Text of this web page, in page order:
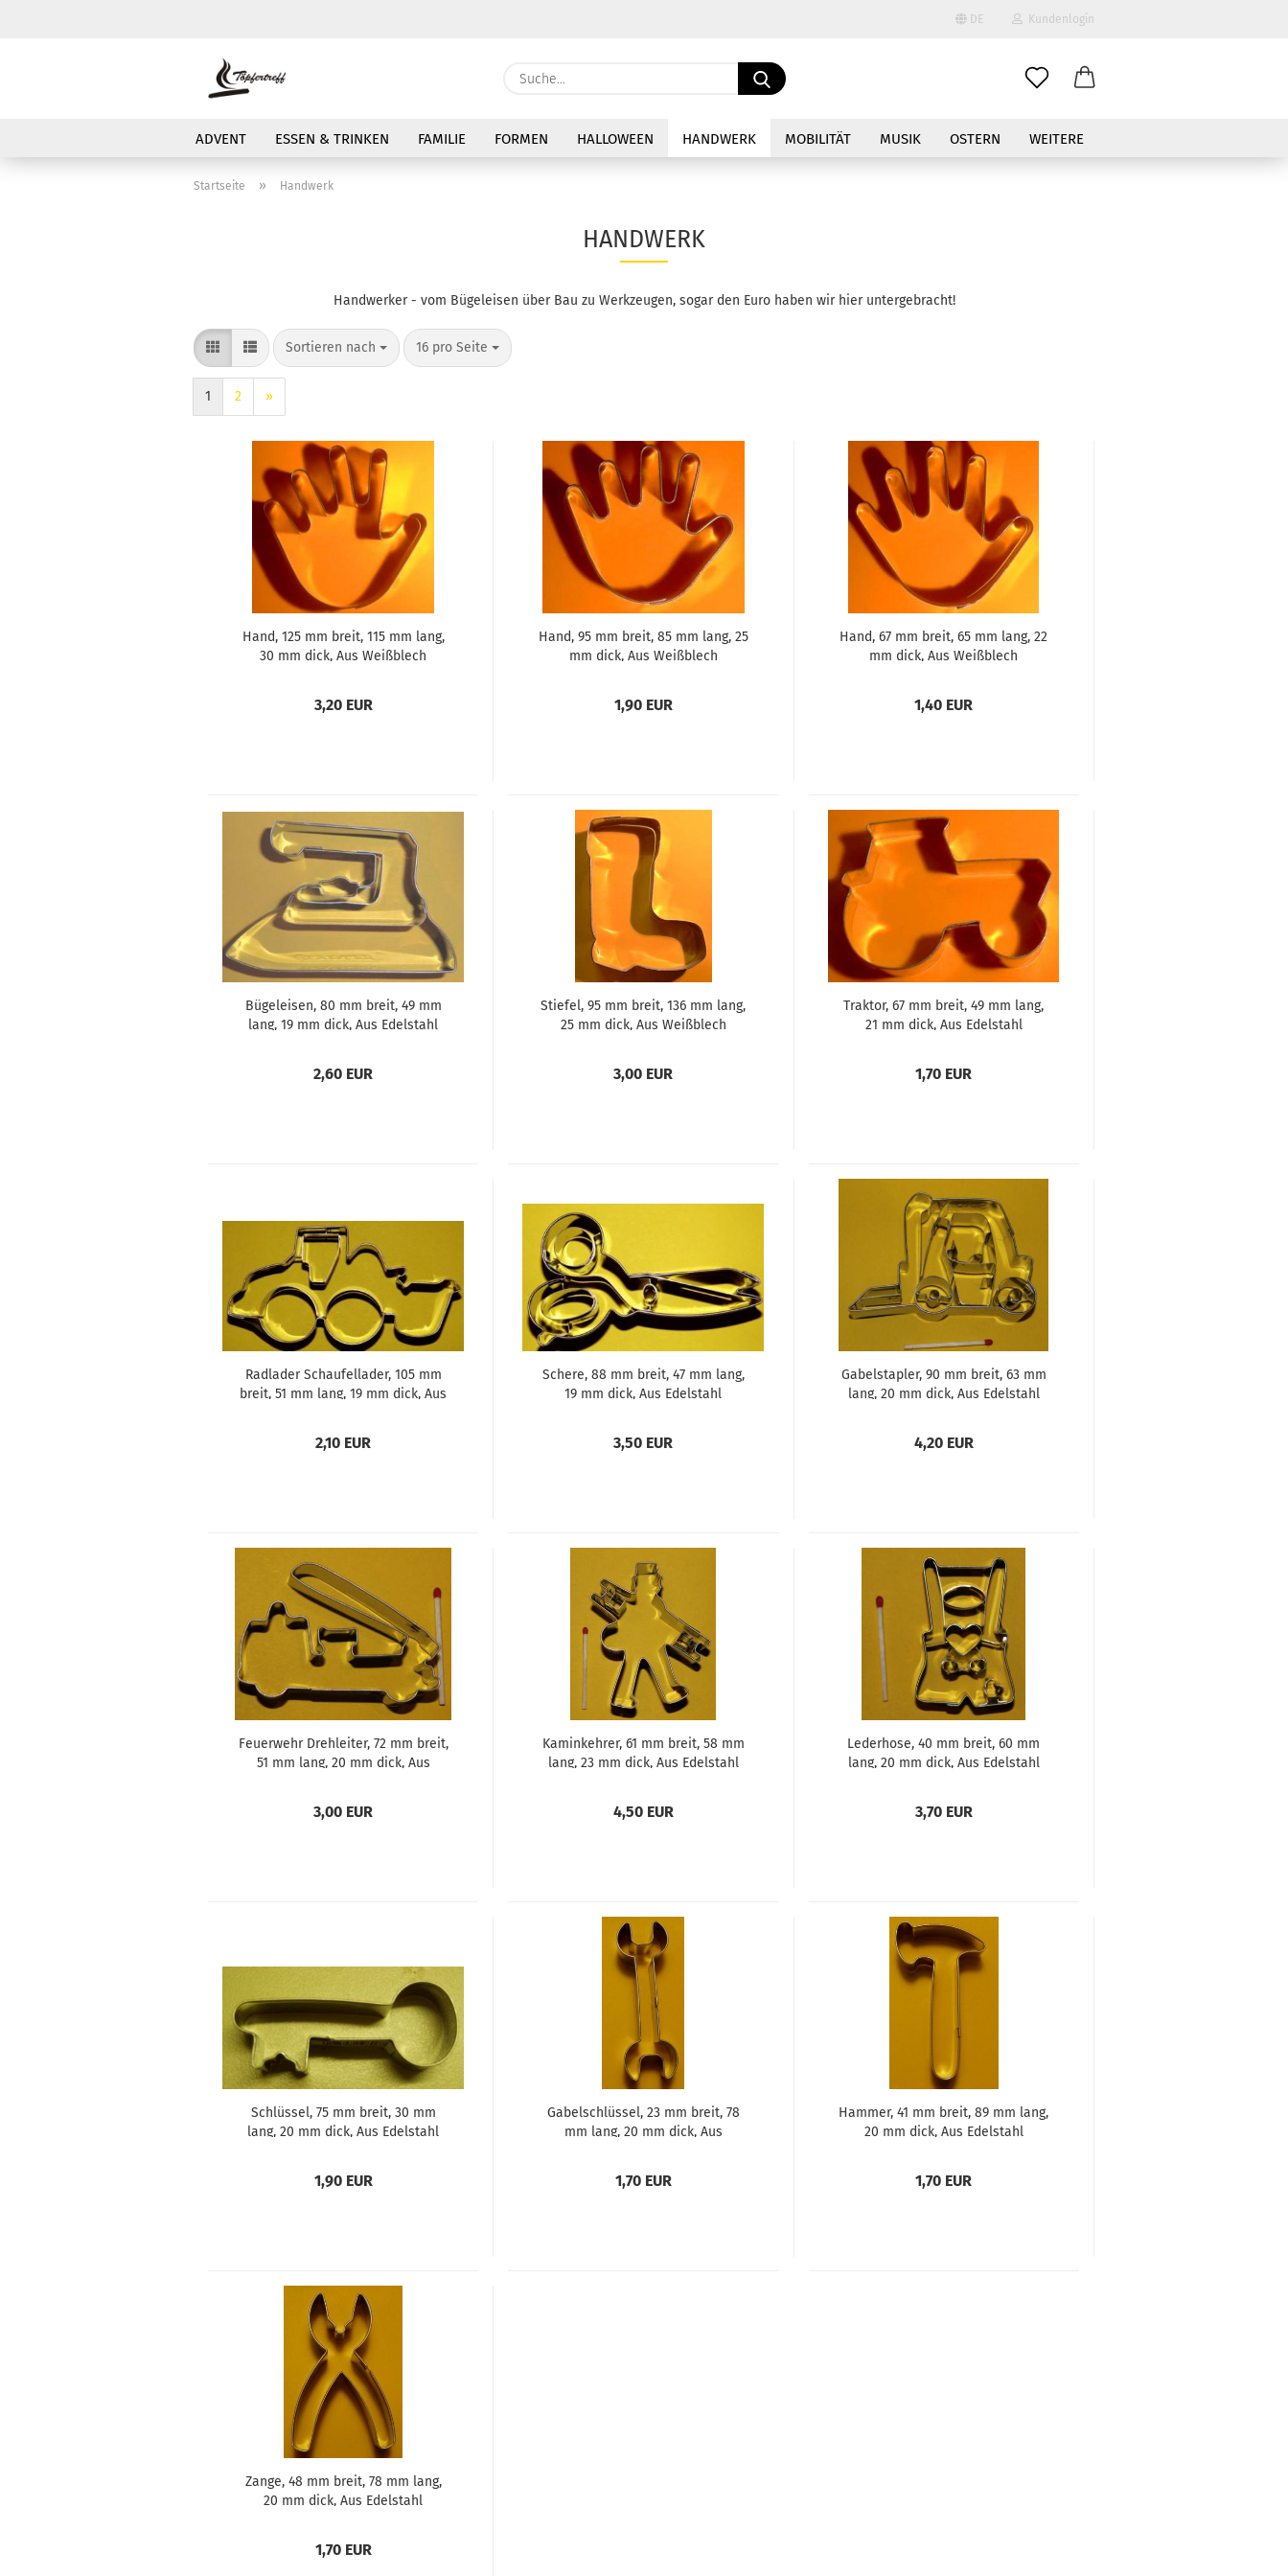
DE
Sprache auswählen
Lieferland
Kundenlogin
Konto erstellen
Suche...
ADVENT ESSEN & TRINKEN FAMILIE FORMEN HALLOWEEN HANDWERK MOBILITÄT MUSIK OSTERN WEITERE
Startseite » Handwerk
HANDWERK
Handwerker - vom Bügeleisen über Bau zu Werkzeugen, sogar den Euro haben wir hier untergebracht!
Sortieren nach
Sortieren nach 16 pro Seite
pro Seite
1 2 »
Hand, 125 mm breit, 115 mm lang,
30 mm dick, Aus Weißblech
3,20 EUR
Hand, 95 mm breit, 85 mm lang, 25
mm dick, Aus Weißblech
1,90 EUR
Hand, 67 mm breit, 65 mm lang, 22
mm dick, Aus Weißblech
1,40 EUR
Bügeleisen, 80 mm breit, 49 mm
lang, 19 mm dick, Aus Edelstahl
2,60 EUR
Stiefel, 95 mm breit, 136 mm lang,
25 mm dick, Aus Weißblech
3,00 EUR
Traktor, 67 mm breit, 49 mm lang,
21 mm dick, Aus Edelstahl
1,70 EUR
Radlader Schaufellader, 105 mm
breit, 51 mm lang, 19 mm dick, Aus
2,10 EUR
Schere, 88 mm breit, 47 mm lang,
19 mm dick, Aus Edelstahl
3,50 EUR
Gabelstapler, 90 mm breit, 63 mm
lang, 20 mm dick, Aus Edelstahl
4,20 EUR
Feuerwehr Drehleiter, 72 mm breit,
51 mm lang, 20 mm dick, Aus
3,00 EUR
Kaminkehrer, 61 mm breit, 58 mm
lang, 23 mm dick, Aus Edelstahl
4,50 EUR
Lederhose, 40 mm breit, 60 mm
lang, 20 mm dick, Aus Edelstahl
3,70 EUR
Schlüssel, 75 mm breit, 30 mm
lang, 20 mm dick, Aus Edelstahl
1,90 EUR
Gabelschlüssel, 23 mm breit, 78
mm lang, 20 mm dick, Aus
1,70 EUR
Hammer, 41 mm breit, 89 mm lang,
20 mm dick, Aus Edelstahl
1,70 EUR
Zange, 48 mm breit, 78 mm lang,
20 mm dick, Aus Edelstahl
1,70 EUR